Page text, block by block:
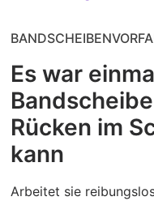
Es war
Rücken im
kann
Arbeitet sie